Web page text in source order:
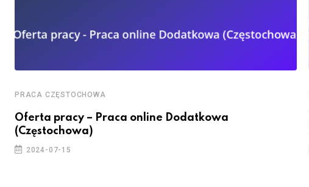
PRACA CZĘSTOCHOWA
Oferta pracy – Praca online Dodatkowa
(Częstochowa)
2024-07-15